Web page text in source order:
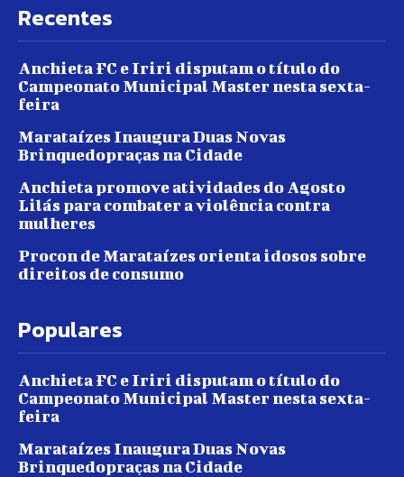
Recentes
Anchieta FC e Iriri disputam o título do
Campeonato Municipal Master nesta sexta-
feira
Marataízes Inaugura Duas Novas
Brinquedopraças na Cidade
Anchieta promove atividades do Agosto
Lilás para combater a violência contra
mulheres
Procon de Marataízes orienta idosos sobre
direitos de consumo
Populares
Anchieta FC e Iriri disputam o título do
Campeonato Municipal Master nesta sexta-
feira
Marataízes Inaugura Duas Novas
Brinquedopraças na Cidade